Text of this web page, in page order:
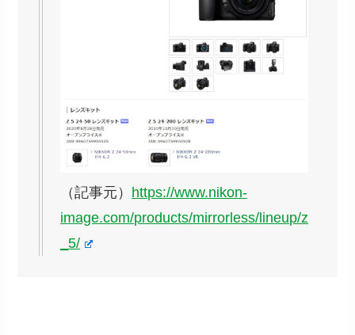
（記事元） https://www.nikon-
image.com/products/mirrorless/lineup/z
_5/